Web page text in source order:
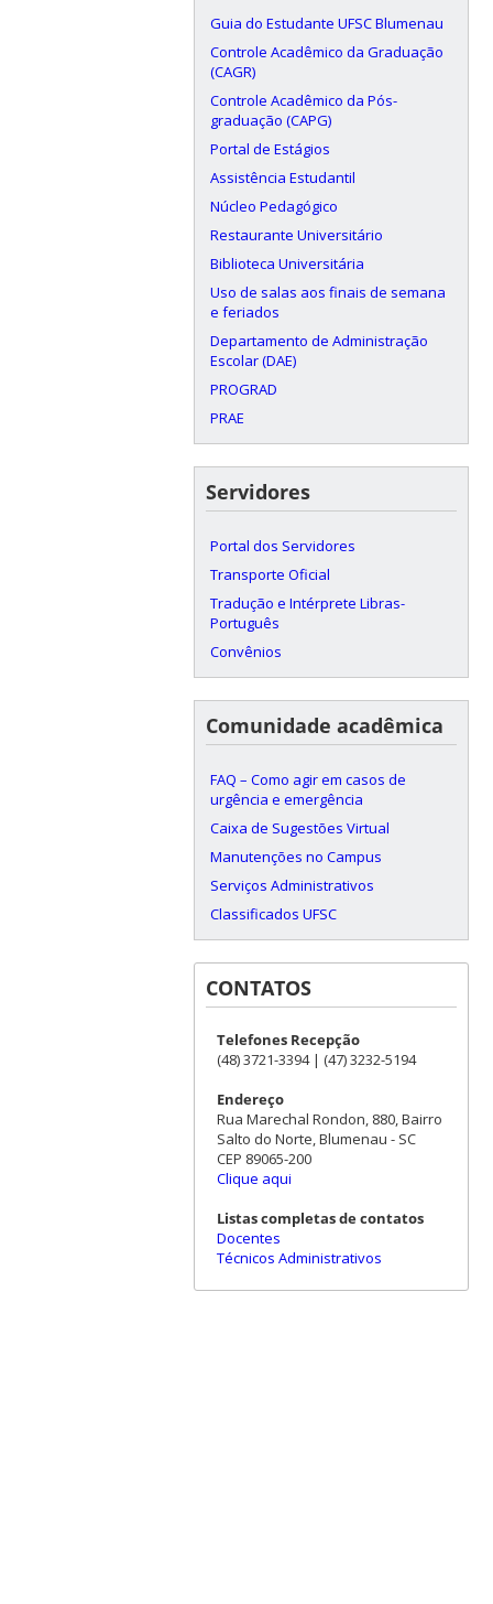
Guia do Estudante UFSC Blumenau
Controle Acadêmico da Graduação
(CAGR)
Controle Acadêmico da Pós-
graduação (CAPG)
Portal de Estágios
Assistência Estudantil
Núcleo Pedagógico
Restaurante Universitário
Biblioteca Universitária
Uso de salas aos finais de semana
e feriados
Departamento de Administração
Escolar (DAE)
PROGRAD
PRAE
Servidores
Portal dos Servidores
Transporte Oficial
Tradução e Intérprete Libras-
Português
Convênios
Comunidade acadêmica
FAQ – Como agir em casos de
urgência e emergência
Caixa de Sugestões Virtual
Manutenções no Campus
Serviços Administrativos
Classificados UFSC
CONTATOS
Telefones Recepção
(48) 3721-3394 | (47) 3232-5194
Endereço
Rua Marechal Rondon, 880, Bairro
Salto do Norte, Blumenau - SC
CEP 89065-200
Clique aqui
Listas completas de contatos
Docentes
Técnicos Administrativos